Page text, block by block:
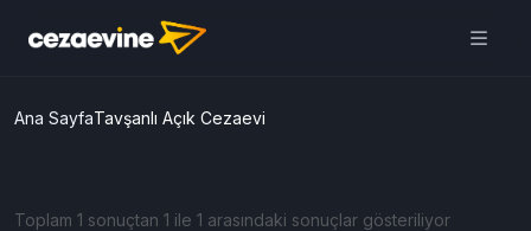
Ana SayfaTavşanlı Açık Cezaevi
Toplam 1 sonuçtan 1 ile 1 arasındaki sonuçlar gösteriliyor